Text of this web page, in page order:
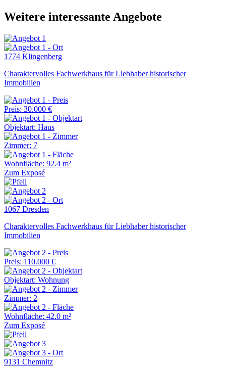
Weitere interessante Angebote
1774 Klingenberg
Charaktervolles Fachwerkhaus für Liebhaber historischer
Immobilien
Preis: 30.000 €
Objektart: Haus
Zimmer: 7
Wohnfläche: 92.4 m²
Zum Exposé
1067 Dresden
Charaktervolles Fachwerkhaus für Liebhaber historischer
Immobilien
Preis: 110.000 €
Objektart: Wohnung
Zimmer: 2
Wohnfläche: 42.0 m²
Zum Exposé
9131 Chemnitz